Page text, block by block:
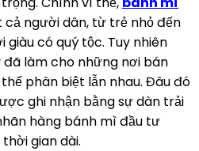
cả người dân, từ trẻ nhỏ đến
có quý tộc. Tuy nhiên
làm cho những nơi bán
phân biệt lẫn nhau. Đâu đó
ghi nhận bằng sự dàn trải
hàng bánh mì đầu tư
gian dài.